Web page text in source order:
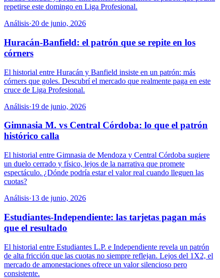
repetirse este domingo en Liga Profesional.
Análisis·20 de junio, 2026
Huracán-Banfield: el patrón que se repite en los
córners
El historial entre Huracán y Banfield insiste en un patrón: más
córners que goles. Descubrí el mercado que realmente paga en este
cruce de Liga Profesional.
Análisis·19 de junio, 2026
Gimnasia M. vs Central Córdoba: lo que el patrón
histórico calla
El historial entre Gimnasia de Mendoza y Central Córdoba sugiere
un duelo cerrado y físico, lejos de la narrativa que promete
espectáculo. ¿Dónde podría estar el valor real cuando lleguen las
cuotas?
Análisis·13 de junio, 2026
Estudiantes-Independiente: las tarjetas pagan más
que el resultado
El historial entre Estudiantes L.P. e Independiente revela un patrón
de alta fricción que las cuotas no siempre reflejan. Lejos del 1X2, el
mercado de amonestaciones ofrece un valor silencioso pero
consistente.